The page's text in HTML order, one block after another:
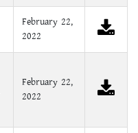
February 22,
2022
February 22,
2022